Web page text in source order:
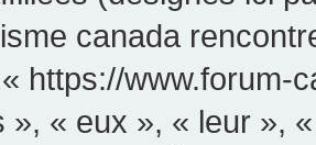
canada
https://www.forum-
», « eux », « leur »,